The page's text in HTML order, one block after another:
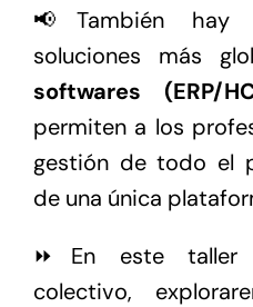
📢También hay
soluciones más
softwares (ERP/
permiten a los
gestión de todo el
de una única
⏩En este taller
colectivo,